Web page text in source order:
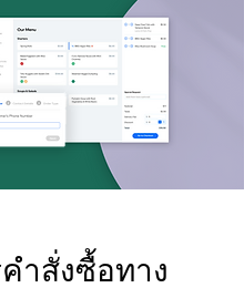
ำสั่งซื้อทาง